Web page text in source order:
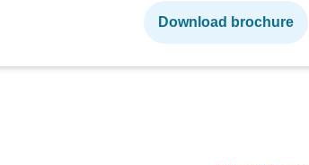
Download brochure